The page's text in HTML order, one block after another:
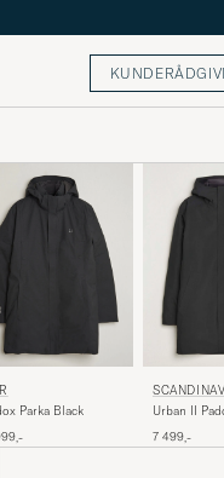
Parka Black
N
Urban II
7 499,-